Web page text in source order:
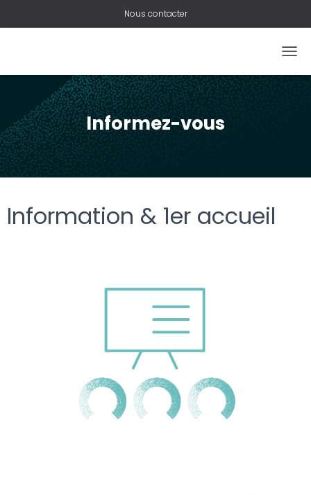
Nous contacter
U
R
Informez-vous
Information & 1er accueil